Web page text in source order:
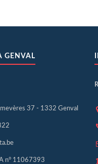
GENVAL
37 - 1332 Genval
n° 11067393